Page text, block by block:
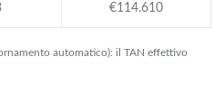
€114.610
automatico): il TAN effettivo